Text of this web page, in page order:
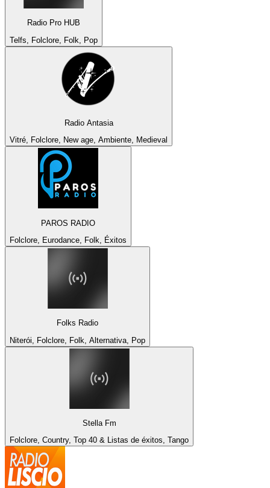
Radio Pro HUB
Telfs, Folclore, Folk, Pop
Radio Antasia
Vitré, Folclore, New age, Ambiente, Medieval
PAROS RADIO
Folclore, Eurodance, Folk, Éxitos
Folks Radio
Niterói, Folclore, Folk, Alternativa, Pop
Stella Fm
Folclore, Country, Top 40 & Listas de éxitos, Tango